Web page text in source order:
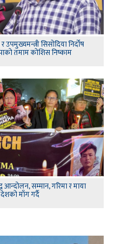
सिसोदिया निर्दोष
तमाम कोशिस निष्काम
आन्दोलन, सम्मान, गरिमा र माया
माँग गर्दै